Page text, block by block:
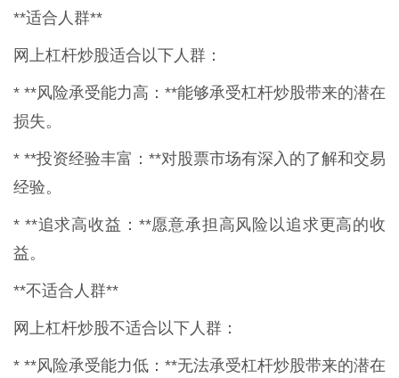
**适合人群**
网上杠杆炒股适合以下人群：
* **风险承受能力高：**能够承受杠杆炒股带来的潜在
损失。
* **投资经验丰富：**对股票市场有深入的了解和交易
经验。
* **追求高收益：**愿意承担高风险以追求更高的收
益。
**不适合人群**
网上杠杆炒股不适合以下人群：
* **风险承受能力低：**无法承受杠杆炒股带来的潜在